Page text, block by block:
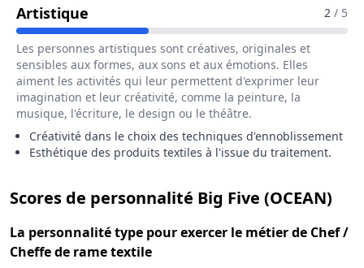
Artistique Pour Le Métier De Chef / Cheffe De
2 / 5
Les personnes artistiques sont créatives, originales et
sensibles aux formes, aux sons et aux émotions. Elles
aiment les activités qui leur permettent d'exprimer leur
imagination et leur créativité, comme la peinture, la
musique, l'écriture, le design ou le théâtre.
Créativité dans le choix des techniques d'ennoblissement
Esthétique des produits textiles à l'issue du traitement.
Scores de personnalité Big Five (OCEAN)
La personnalité type pour exercer le métier de Chef /
Cheffe de rame textile